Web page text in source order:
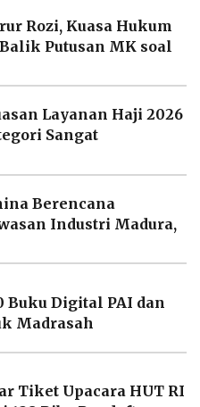
Rozi, Kuasa Hukum
Putusan MK soal
Layanan Haji 2026
Sangat
Berencana
Industri Madura,
Buku Digital PAI dan
Madrasah
Tiket Upacara HUT RI